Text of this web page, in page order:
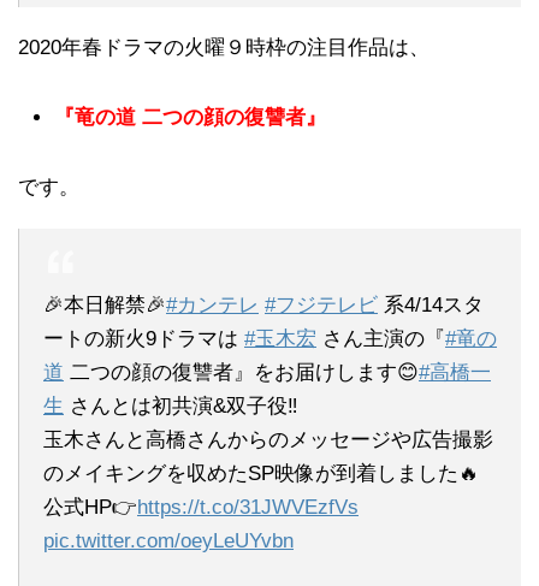
2020年春ドラマの火曜９時枠の注目作品は、
『竜の道 二つの顔の復讐者』
です。
🎉本日解禁🎉#カンテレ #フジテレビ 系4/14スタ
ートの新火9ドラマは #玉木宏 さん主演の『#竜の
道 二つの顔の復讐者』をお届けします😊#高橋一
生 さんとは初共演&双子役‼️
玉木さんと高橋さんからのメッセージや広告撮影
のメイキングを収めたSP映像が到着しました🔥
公式HP👉https://t.co/31JWVEzfVs
pic.twitter.com/oeyLeUYvbn